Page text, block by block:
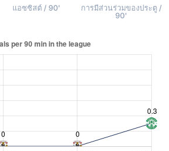
แอซซิสต์ / 90'
การมีส่วนร่วมของประตู /
90'